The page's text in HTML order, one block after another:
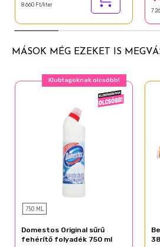
Ethylhexylglycerin
Potassium Sorbate
Sodium Benzoate
Hexyl Cinnamal
Limonene
Citronellol
Geraniol
Citral
8 660 Ft/liter
7
MÁSOK MÉG EZEKET IS
Klubtagoknak olcsóbb!
750 ML
Domestos Original sűrű
fehérítő folyadék 750 ml